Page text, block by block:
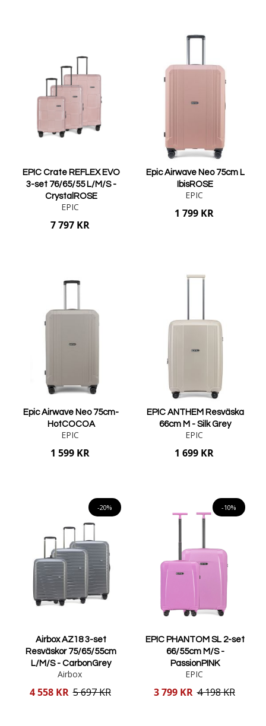
EPIC Crate REFLEX EVO
3-set 76/65/55 L/M/S -
CrystalROSE
EPIC
7 797 KR
Epic Airwave Neo 75cm L
IbisROSE
EPIC
1 799 KR
Epic Airwave Neo 75cm-
HotCOCOA
EPIC
1 599 KR
EPIC ANTHEM Resväska
66cm M - Silk Grey
EPIC
1 699 KR
-20%
Airbox AZ18 3-set
Resväskor 75/65/55cm
L/M/S - CarbonGrey
Airbox
Reducerat
4 558 KR 5 697 KR
-10%
EPIC PHANTOM SL 2-set
66/55cm M/S -
PassionPINK
EPIC
Reducerat
3 799 KR 4 198 KR